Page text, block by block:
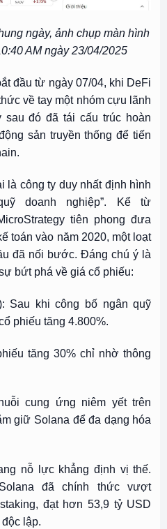
ngày, ảnh chụp màn hình
AM ngày 23/04/2025
đầu từ ngày 07/04, khi DeFi
về tay một nhóm cựu lãnh
sau đó đã tái cấu trúc hoàn
sản truyền thống để tiến
là công ty duy nhất định hình
doanh nghiệp”. Kể từ
tiên phong đưa
toán vào năm 2020, một loạt
đã nối bước. Đáng chú ý là
bứt phá về giá cổ phiếu:
Sau khi công bố ngân quỹ
phiếu tăng 4.800%.
tăng 30% chỉ nhờ thông
cung ứng niêm yết trên
giữ Solana để đa dạng hóa
nỗ lực khẳng định vị thế.
đã chính thức vượt
đạt hơn 53,9 tỷ USD
lập.